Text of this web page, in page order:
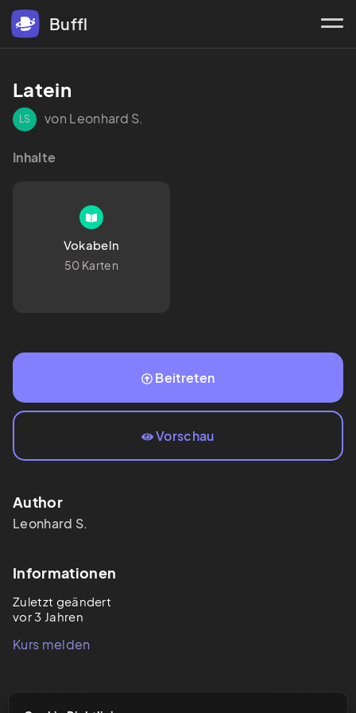
Buffl
Latein
LS von Leonhard S.
Inhalte
Vokabeln
50 Karten
Beitreten
Vorschau
Author
Leonhard S.
Informationen
Zuletzt geändert
vor 3 Jahren
Kurs melden